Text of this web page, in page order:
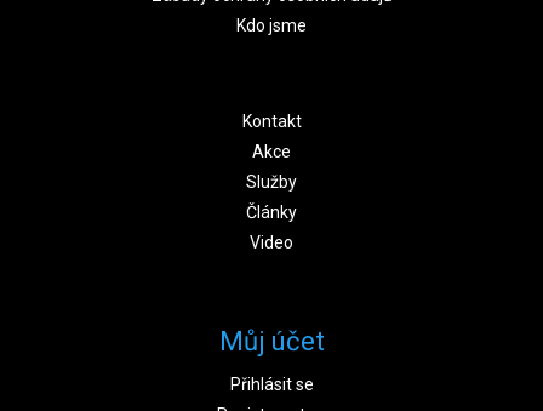
Kdo jsme
Kontakt
Akce
Služby
Články
Video
Můj účet
Přihlásit se